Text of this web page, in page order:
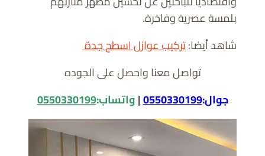
بلمسة عصرية وفاخرة.
شاهد أيضا:تركيب عوازل اسطح جدة
تواصل معنا واحصل على الجوده
جوال:0550330199
|واتساب:0550330199